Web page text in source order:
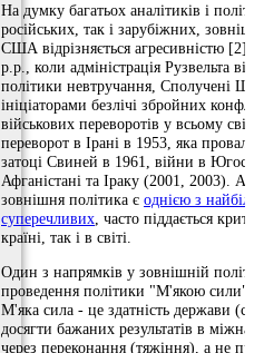
На думку багатьох аналітиків і
російських, так і зарубіжних,
США відрізняється агресивністю [2]
р.р., коли адміністрація Рузвельта
політики невтручання, Сполучені
ініціаторами безлічі збройних
військових переворотів у всьому
переворот в Ірані в 1953, яка
затоці Свиней в 1961, війни в
Афганістані та Іраку (2001, 2003).
зовнішня політика є однією з
суперечливих , часто піддається
країні, так і в світі.
Один з напрямків у зовнішній
проведення політики "М'якою сили"
М'яка сила - це здатність держави
досягти бажаних результатів в
через переконання (тяжіння), а не